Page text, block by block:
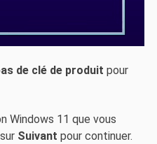
de clé de produit pour
Windows 11 que vous
Suivant pour continuer.